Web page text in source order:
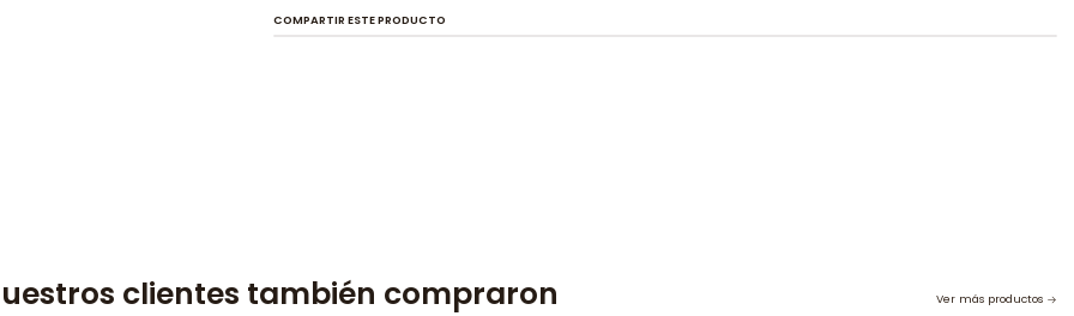
COMPARTIR ESTE PRODUCTO
clientes también compraron Ver más productos